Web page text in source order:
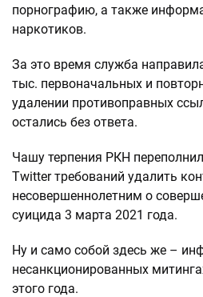
порнографию, а также
наркотиков.
За это время служба
тыс. первоначальных и
удалении противоправных
остались без ответа.
Чашу терпения РКН
Twitter требований удалить
несовершеннолетним о
суицида 3 марта 2021 года.
Ну и само собой здесь же –
несанкционированных
этого года.